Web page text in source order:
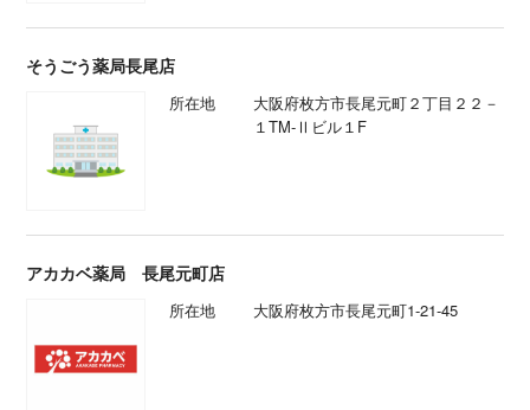
そうごう薬局長尾店
所在地
大阪府枚方市長尾元町２丁目２２－
１TM-Ⅱビル１F
アカカベ薬局 長尾元町店
所在地 大阪府枚方市長尾元町1-21-45